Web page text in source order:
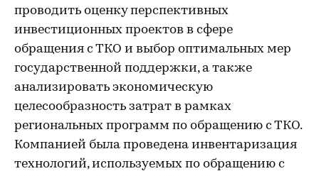
проводить оценку перспективных
инвестиционных проектов в сфере
обращения с ТКО и выбор оптимальных мер
государственной поддержки, а также
анализировать экономическую
целесообразность затрат в рамках
региональных программ по обращению с ТКО.
Компанией была проведена инвентаризация
технологий, используемых по обращению с